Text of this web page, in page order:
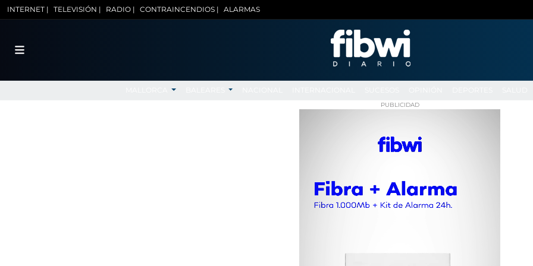
INTERNET | TELEVISIÓN | RADIO | CONTRAINCENDIOS | ALARMAS